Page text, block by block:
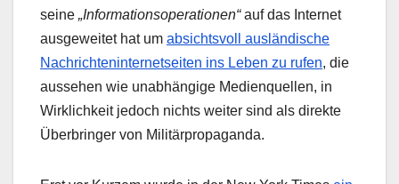
seine „Informationsoperationen“auf das Internet
ausgeweitet hat um absichtsvoll ausländische
Nachrichteninternetseiten ins Leben zu rufen, die
aussehen wie unabhängige Medienquellen, in
Wirklichkeit jedoch nichts weiter sind als direkte
Überbringer von Militärpropaganda.